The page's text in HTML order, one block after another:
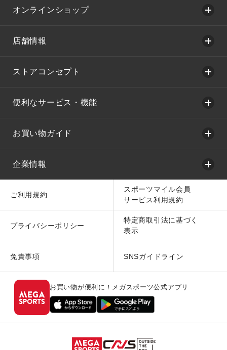
オンラインショップ
店舗情報
ストアコンセプト
便利なサービス・機能
お買い物ガイド
企業情報
ご利用規約
スポーツマイル会員
サービス利用規約
プライバシーポリシー
特定商取引法に基づく
表示
免責事項 SNSガイドライン
お買い物が便利に！メガスポーツ公式アプリ